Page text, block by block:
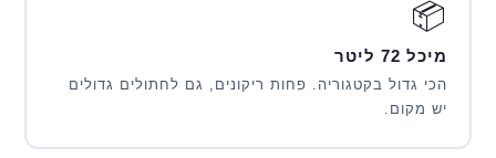
📦
מיכל 72 ליטר
הכי גדול בקטגוריה. פחות ריקונים, גם לחתולים גדולים
יש מקום.